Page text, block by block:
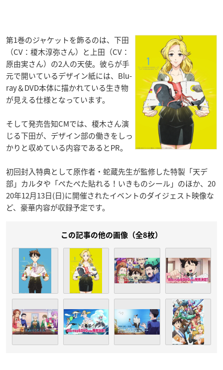
第1巻のジャケットを飾るのは、下田
（CV：榎木淳弥さん）と上田（CV：
原由実さん）の2人の天使。彼らが手
元で開いているデザイン紙には、Blu-
ray＆DVD本体に描かれている生き物
が見える仕様となっています。
そして発売告知CMでは、榎木さん演
じる下田が、デザイン部の働きをしっ
かりと収めている内容であるとPR。
初回封入特典として原作者・蛇蔵先生が監修した特製「天デ
部」カルタや「ぺたぺた貼れる！いきものシール」のほか、20
20年12月13日(日)に開催されたイベントのダイジェスト映像な
ど、豪華内容が収録予定です。
この記事の他の画像（全8枚）